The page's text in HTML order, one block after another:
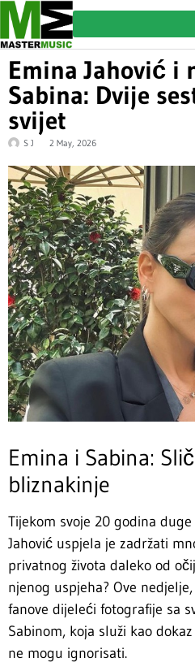
Emina Jahović i
Sabina: Dvije
svijet
S J 2 May, 2026
Emina i Sabina:
bliznakinje
Tijekom svoje 20 godina
Jahović uspjela je zadržati
privatnog života daleko od
njenog uspjeha? Ove
fanove dijeleći fotografije sa
Sabinom, koja služi kao
ne mogu ignorisati.